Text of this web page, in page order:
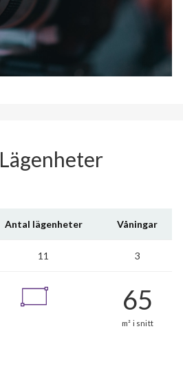
Lägenheter
Antal lägenheter Våningar
11 3